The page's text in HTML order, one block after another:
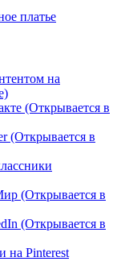
платье
на
(Открывается в
(Открывается в
(Открывается в
(Открывается в
на Pinterest